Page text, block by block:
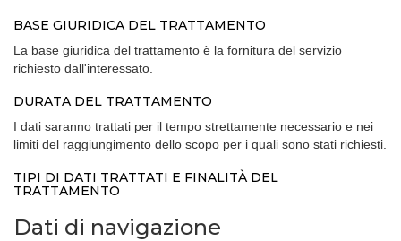
BASE GIURIDICA DEL TRATTAMENTO
La base giuridica del trattamento è la fornitura del servizio
richiesto dall'interessato.
DURATA DEL TRATTAMENTO
I dati saranno trattati per il tempo strettamente necessario e nei
limiti del raggiungimento dello scopo per i quali sono stati richiesti.
TIPI DI DATI TRATTATI E FINALITÀ DEL
TRATTAMENTO
Dati di navigazione